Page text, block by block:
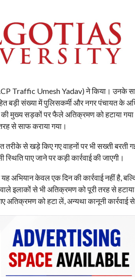
Traffic Umesh Yadav) ने किया। उनके साथ
बड़ी संख्या में पुलिसकर्मी और नगर पंचायत के
की मुख्य सड़कों पर फैले अतिक्रमण को हटाया
से साफ कराया गया।
से खड़े किए गए वाहनों पर भी सख्ती बरती
स्थिति पाए जाने पर कड़ी कार्रवाई की जाएगी।
यह अभियान केवल एक दिन की कार्रवाई नहीं है,
इलाकों से भी अतिक्रमण को पूरी तरह से
को हटा लें, अन्यथा कानूनी कार्रवाई से